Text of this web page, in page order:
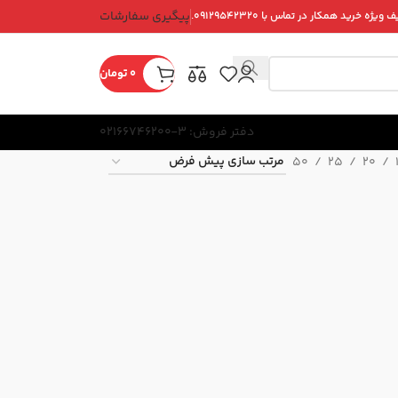
خرید همکار در تماس با ۰۹۱۲۹۵۴۲۳۲۰. پیگیری سفارشات
0 تومان
دفتر فروش: 3-02166746200
20
25
50